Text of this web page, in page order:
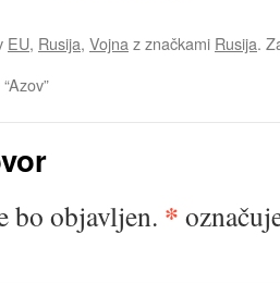
EU, Rusija, Vojna z značkami Rusija.
bo objavljen. *